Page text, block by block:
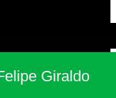
Giraldo